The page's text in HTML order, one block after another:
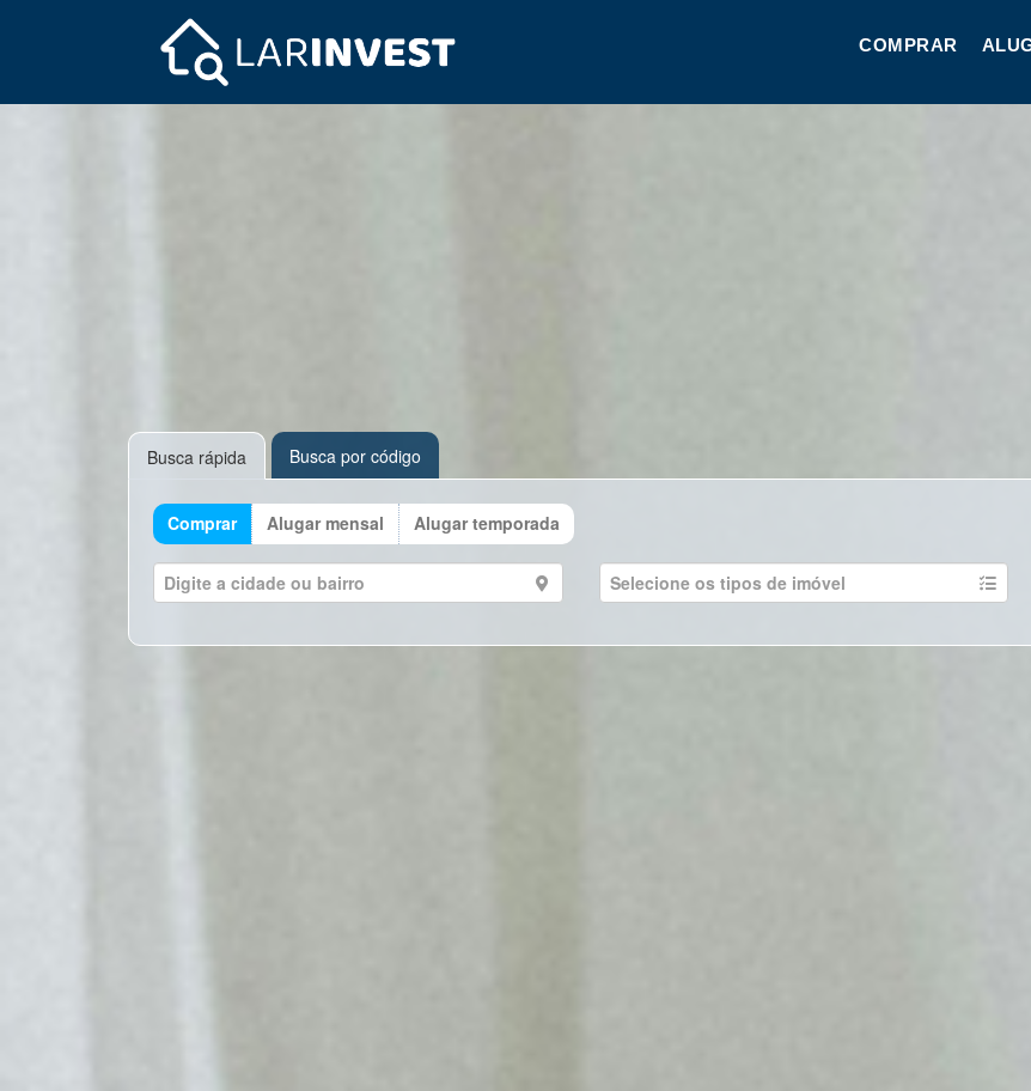
COMPRAR
Busca rápida Busca por código
Comprar Alugar mensal Alugar temporada